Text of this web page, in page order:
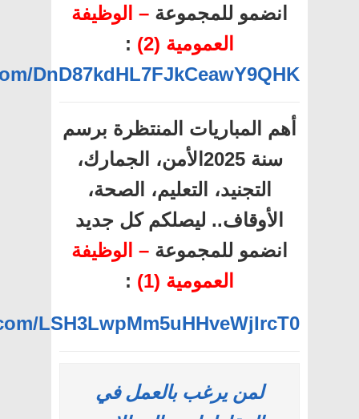
انضمو للمجموعة – الوظيفة
العمومية (2)
:
DnD87kdHL7FJkCeawY9QHK
أهم المباريات المنتظرة برسم
سنة 2025الأمن، الجمارك،
التجنيد، التعليم، الصحة،
الأوقاف.. ليصلكم كل جديد
انضمو للمجموعة – الوظيفة
العمومية (1)
:
LSH3LwpMm5uHHveWjIrcT0
لمن يرغب بالعمل في